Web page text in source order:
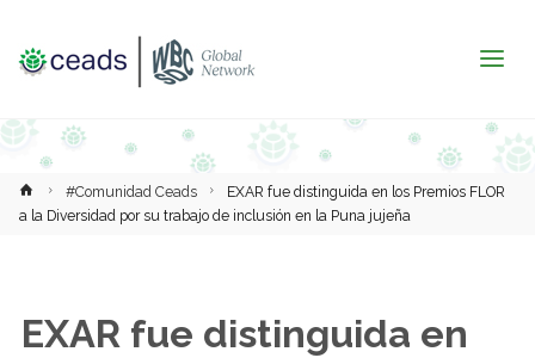
Inicio#Comunidad Ceads
EXAR fue distinguida en los Premios FLOR
a la Diversidad por su trabajo de inclusión en la Puna jujeña
EXAR fue distinguida en